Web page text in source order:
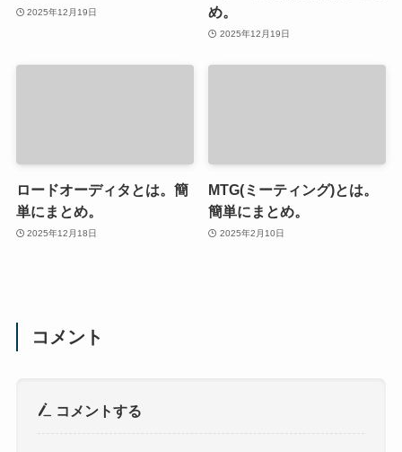
2025年12月19日
め。
2025年12月19日
ロードオーディタとは。簡
単にまとめ。
2025年12月18日
MTG(ミーティング)とは。
簡単にまとめ。
2025年2月10日
コメント
コメントする